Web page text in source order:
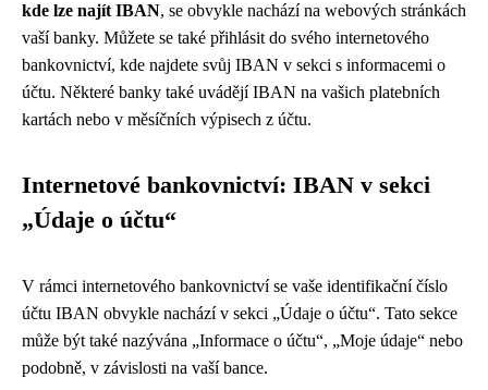
kde lze najít IBAN, se obvykle nachází na webových stránkách
vaší banky. Můžete se také přihlásit do svého internetového
bankovnictví, kde najdete svůj IBAN v sekci s informacemi o
účtu. Některé banky také uvádějí IBAN na vašich platebních
kartách nebo v měsíčních výpisech z účtu.
Internetové bankovnictví: IBAN v sekci
„Údaje o účtu“
V rámci internetového bankovnictví se vaše identifikační číslo
účtu IBAN obvykle nachází v sekci „Údaje o účtu“. Tato sekce
může být také nazývána „Informace o účtu“, „Moje údaje“ nebo
podobně, v závislosti na vaší bance.